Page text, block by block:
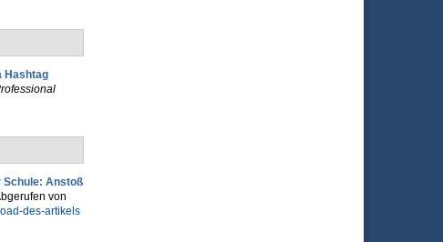
Hashtag
Schule: Anstoß
von
des-artikels